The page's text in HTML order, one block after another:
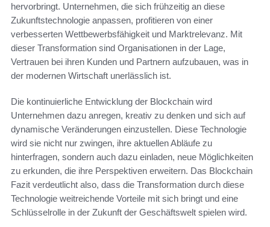
hervorbringt. Unternehmen, die sich frühzeitig an diese
Zukunftstechnologie anpassen, profitieren von einer
verbesserten Wettbewerbsfähigkeit und Marktrelevanz. Mit
dieser Transformation sind Organisationen in der Lage,
Vertrauen bei ihren Kunden und Partnern aufzubauen, was in
der modernen Wirtschaft unerlässlich ist.
Die kontinuierliche Entwicklung der Blockchain wird
Unternehmen dazu anregen, kreativ zu denken und sich auf
dynamische Veränderungen einzustellen. Diese Technologie
wird sie nicht nur zwingen, ihre aktuellen Abläufe zu
hinterfragen, sondern auch dazu einladen, neue Möglichkeiten
zu erkunden, die ihre Perspektiven erweitern. Das Blockchain
Fazit verdeutlicht also, dass die Transformation durch diese
Technologie weitreichende Vorteile mit sich bringt und eine
Schlüsselrolle in der Zukunft der Geschäftswelt spielen wird.